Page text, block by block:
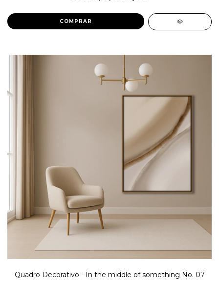
COMPRAR
Quadro Decorativo - In the middle of something No. 07